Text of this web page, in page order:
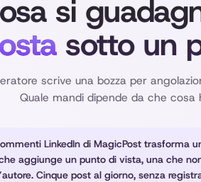
si
sotto un
scrive una bozza per
Quale mandi dipende da che cosa
LinkedIn di MagicPost trasforma
aggiunge un punto di vista, una che
Cinque post al giorno, senza